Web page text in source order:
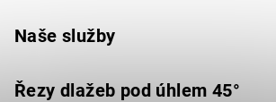
Naše služby
Řezy dlažeb pod úhlem 45°